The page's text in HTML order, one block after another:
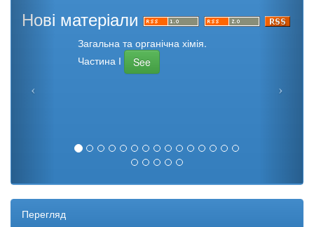
Нові матеріали
Загальна та органічна хімія.
Частина І
See
Перегляд